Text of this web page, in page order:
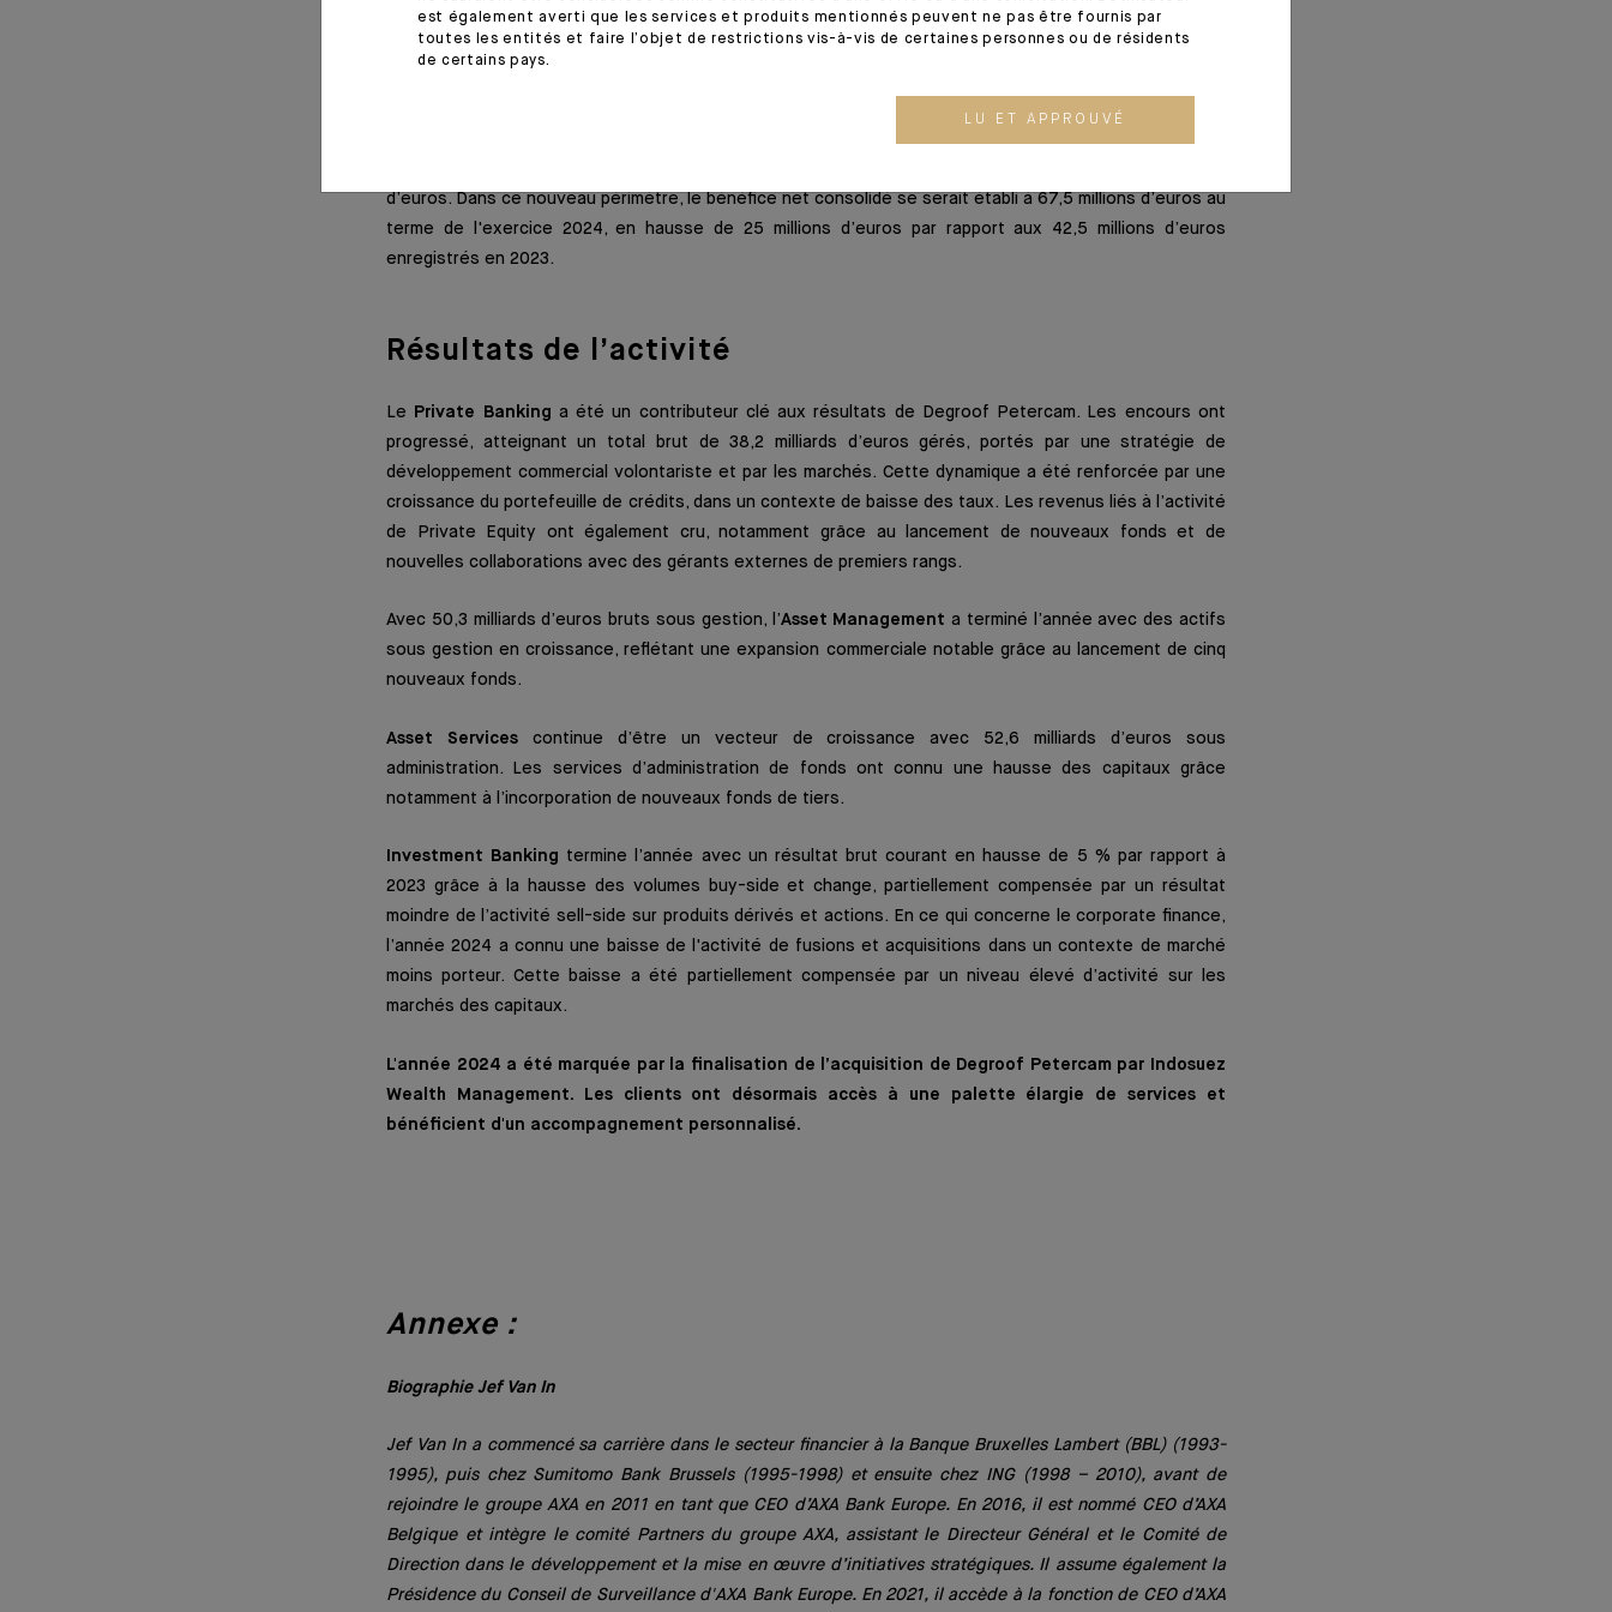
Management. À la suite de cette intégration, une simplification des structures juridiques a été entamée,
ce qui a conduit à la décision de vendre les entités françaises et luxembourgeoises du groupe Degroof
d’euros. Dans ce nouveau périmètre, le bénéfice net consolidé se serait établi à 67,5 millions d’euros au
terme de l'exercice 2024, en hausse de 25 millions d’euros par rapport aux 42,5 millions d’euros
enregistrés en 2023.
Résultats de l’activité
Le Private Banking a été un contributeur clé aux résultats de Degroof Petercam. Les encours ont
progressé, atteignant un total brut de 38,2 milliards d’euros gérés, portés par une stratégie de
développement commercial volontariste et par les marchés. Cette dynamique a été renforcée par une
croissance du portefeuille de crédits, dans un contexte de baisse des taux. Les revenus liés à l’activité
de Private Equity ont également cru, notamment grâce au lancement de nouveaux fonds et de
nouvelles collaborations avec des gérants externes de premiers rangs.
Avec 50,3 milliards d’euros bruts sous gestion, l’Asset Managementa terminé l’année avec des actifs
sous gestion en croissance, reflétant une expansion commerciale notable grâce au lancement de cinq
nouveaux fonds.
Asset Servicescontinue d’être un vecteur de croissance avec 52,6 milliards d’euros sous
administration. Les services d’administration de fonds ont connu une hausse des capitaux grâce
notamment à l’incorporation de nouveaux fonds de tiers.
Investment Banking termine l’année avec un résultat brut courant en hausse de 5 % par rapport à
2023 grâce à la hausse des volumes buy-side et change, partiellement compensée par un résultat
moindre de l’activité sell-side sur produits dérivés et actions. En ce qui concerne le corporate finance,
l’année 2024 a connu une baisse de l'activité de fusions et acquisitions dans un contexte de marché
moins porteur. Cette baisse a été partiellement compensée par un niveau élevé d’activité sur les
marchés des capitaux.
L'année 2024 a été marquée par la finalisation de l’acquisition de Degroof Petercam par Indosuez
Wealth Management. Les clients ont désormais accès à une palette élargie de services et
bénéficient d'un accompagnement personnalisé.
Annexe :
Biographie Jef Van In
Jef Van In a commencé sa carrière dans le secteur financier à la Banque Bruxelles Lambert (BBL) (1993-
1995), puis chez Sumitomo Bank Brussels (1995-1998) et ensuite chez ING (1998 – 2010), avant de
rejoindre le groupe AXA en 2011 en tant que CEO d’AXA Bank Europe. En 2016, il est nommé CEO d’AXA
Belgique et intègre le comité Partners du groupe AXA, assistant le Directeur Général et le Comité de
Direction dans le développement et la mise en œuvre d’initiatives stratégiques. Il assume également la
Présidence du Conseil de Surveillance d'AXA Bank Europe. En 2021, il accède à la fonction de CEO d’AXA
est également averti que les services et produits mentionnés peuvent ne pas être fournis par
toutes les entités et faire l’objet de restrictions vis-à-vis de certaines personnes ou de résidents
de certains pays.
LU ET APPROUVÉ